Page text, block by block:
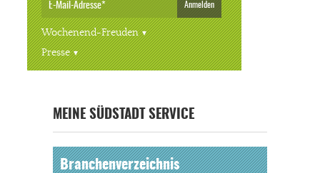
Anmelden
Wochenend-Freuden
Presse
MEINE SÜDSTADT SERVICE
Branchenverzeichnis